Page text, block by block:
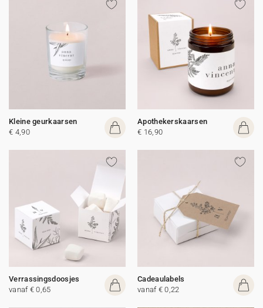
Kleine geurkaarsen
€ 4,90
Apothekerskaarsen
€ 16,90
Verrassingsdoosjes
vanaf € 0,65
Cadeaulabels
vanaf € 0,22